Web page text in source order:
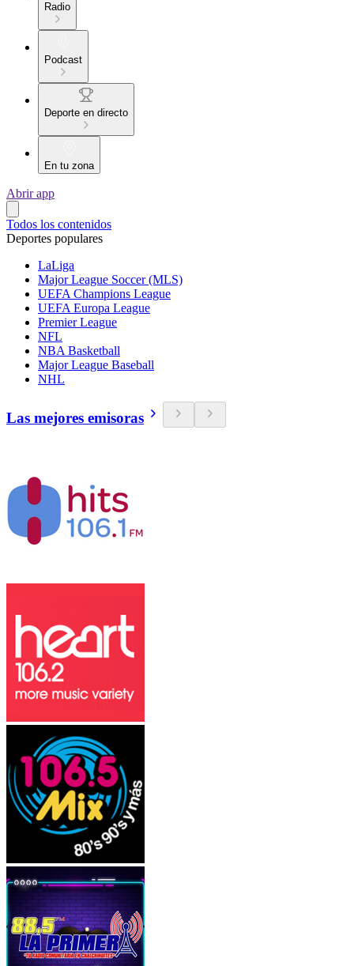
Radio
Podcast
Deporte en directo
En tu zona
Abrir app
Todos los contenidos
Deportes populares
LaLiga
Major League Soccer (MLS)
UEFA Champions League
UEFA Europa League
Premier League
NFL
NBA Basketball
Major League Baseball
NHL
Las mejores emisoras